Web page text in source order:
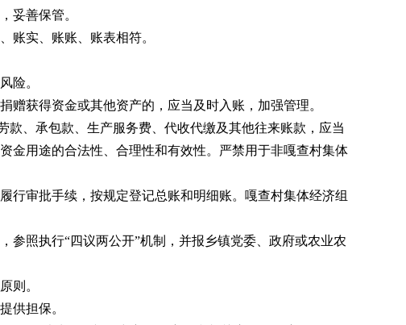
妥善保管。
实、账账、账表相符。
险。
获得资金或其他资产的，应当及时入账，加强管理。
、承包款、生产服务费、代收代缴及其他往来账款，应当
金用途的合法性、合理性和有效性。严禁用于非嘎查村集体
审批手续，按规定登记总账和明细账。嘎查村集体经济组
照执行“四议两公开”机制，并报乡镇党委、政府或农业农
则。
供担保。